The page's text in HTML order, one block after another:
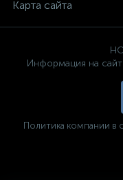
Карта сайта
Информация на
Политика компании в